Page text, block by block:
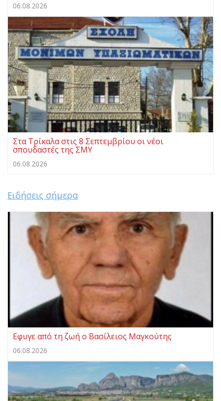
06.08.2026
Στα Τρίκαλα στις 8 Σεπτεμβρίου οι νέοι
σπουδαστές της ΣΜΥ
06.08.2026
Ειδήσεις σήμερα
Eφυγε από τη ζωή ο Βασίλειος Μαγκούτης
06.08.2026